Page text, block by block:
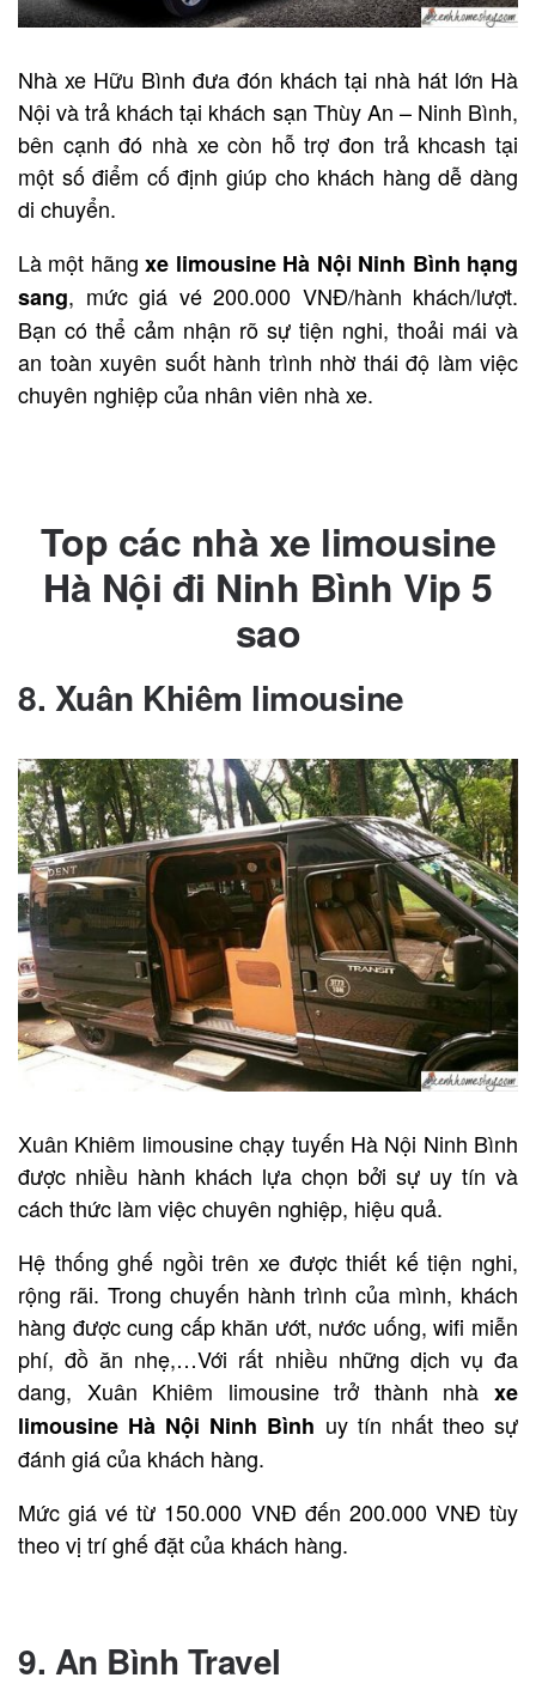
Nhà xe Hữu Bình đưa đón khách tại nhà hát lớn Hà
Nội và trả khách tại khách sạn Thùy An – Ninh Bình,
bên cạnh đó nhà xe còn hỗ trợ đon trả khcash tại
một số điểm cố định giúp cho khách hàng dễ dàng
di chuyển.
Là một hãngxe limousine Hà Nội Ninh Bình hạng
sang, mức giá vé 200.000 VNĐ/hành khách/lượt.
Bạn có thể cảm nhận rõ sự tiện nghi, thoải mái và
an toàn xuyên suốt hành trình nhờ thái độ làm việc
chuyên nghiệp của nhân viên nhà xe.
Top các nhà xe limousine
Hà Nội đi Ninh Bình Vip 5
sao
8. Xuân Khiêm limousine
Xuân Khiêm limousine chạy tuyến Hà Nội Ninh Bình
được nhiều hành khách lựa chọn bởi sự uy tín và
cách thức làm việc chuyên nghiệp, hiệu quả.
Hệ thống ghế ngồi trên xe được thiết kế tiện nghi,
rộng rãi. Trong chuyến hành trình của mình, khách
hàng được cung cấp khăn ướt, nước uống, wifi miễn
phí, đồ ăn nhẹ,…Với rất nhiều những dịch vụ đa
dang, Xuân Khiêm limousine trở thành nhà xe
limousine Hà Nội Ninh Bình uy tín nhất theo sự
đánh giá của khách hàng.
Mức giá vé từ 150.000 VNĐ đến 200.000 VNĐ tùy
theo vị trí ghế đặt của khách hàng.
9. An Bình Travel